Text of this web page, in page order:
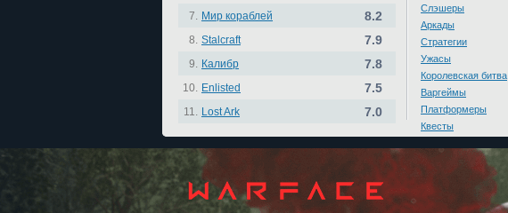
7. Мир кораблей 8.2
8. Stalcraft 7.9
9. Калибр 7.8
10. Enlisted 7.5
11. Lost Ark 7.0
Слэшеры
Аркады
Стратегии
Ужасы
Королевская битва
Варгеймы
Платформеры
Квесты